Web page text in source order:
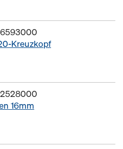
Kreuzkopf
16mm